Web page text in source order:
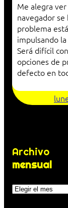
Me alegra
navegador
problema
impulsando
Será difícil
opciones de
defecto en
Archivo
mensual
Archivos